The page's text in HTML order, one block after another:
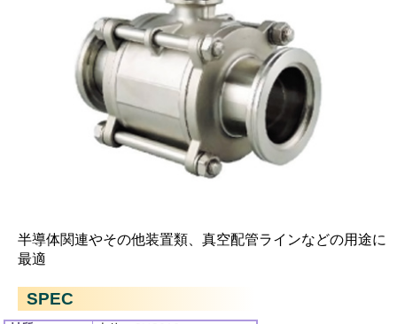
半導体関連やその他装置類、真空配管ラインなどの用途に
最適
SPEC